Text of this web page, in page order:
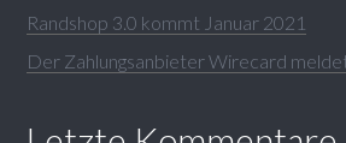
Randshop 3.0 kommt Januar 2021
Der Zahlungsanbieter Wirecard